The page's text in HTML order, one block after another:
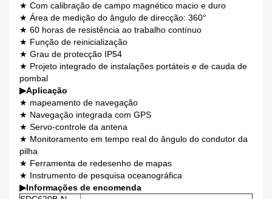
★ Com calibração de campo magnético macio e duro
★ Área de medição do ângulo de direcção: 360°
★ 60 horas de resistência ao trabalho contínuo
★ Função de reinicialização
★ Grau de protecção IP54
★ Projeto integrado de instalações portáteis e de cauda de
pombal
▶Aplicação
★ mapeamento de navegação
★ Navegação integrada com GPS
★ Servo-controle da antena
★ Monitoramento em tempo real do ângulo do condutor da
pilha
★ Ferramenta de redesenho de mapas
★ Instrumento de pesquisa oceanográfica
▶Informações de encomenda